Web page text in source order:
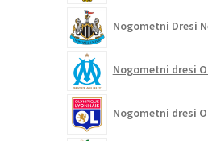
Nogometni Dresi
Nogometni dresi
Nogometni dresi